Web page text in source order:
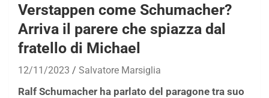
Verstappen come Schumacher?
Arriva il parere che spiazza dal
fratello di Michael
12/11/2023 Salvatore Marsiglia
Ralf Schumacher ha parlato del paragone tra suo